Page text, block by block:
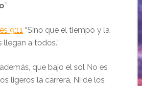
”
9:11 “Sino que el tiempo y la
llegan a todos.”
que bajo el sol No es
ligeros la carrera, Ni de los